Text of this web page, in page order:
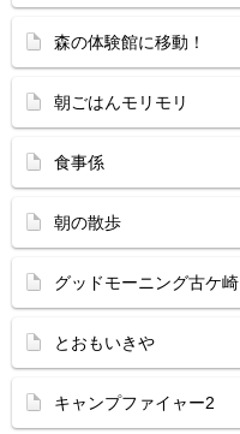
森の体験館に移動！
朝ごはんモリモリ
食事係
朝の散歩
グッドモーニング古ケ崎
とおもいきや
キャンプファイャー2